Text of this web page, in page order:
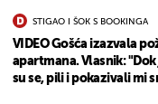
STIGAO I ŠOK S BOOKINGA
VIDEO Gošća izazvala
apartmana. Vlasnik:
su se, pili i pokazivali mi